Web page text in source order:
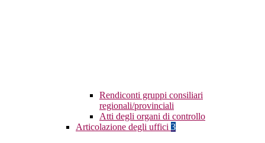
Rendiconti gruppi consiliari
regionali/provinciali
Atti degli organi di controllo
Articolazione degli uffici 3